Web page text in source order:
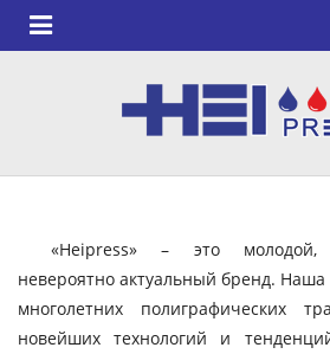
«Heipress» – это
невероятно актуальный бренд. Наша
многолетних полиграфических
новейших технологий и